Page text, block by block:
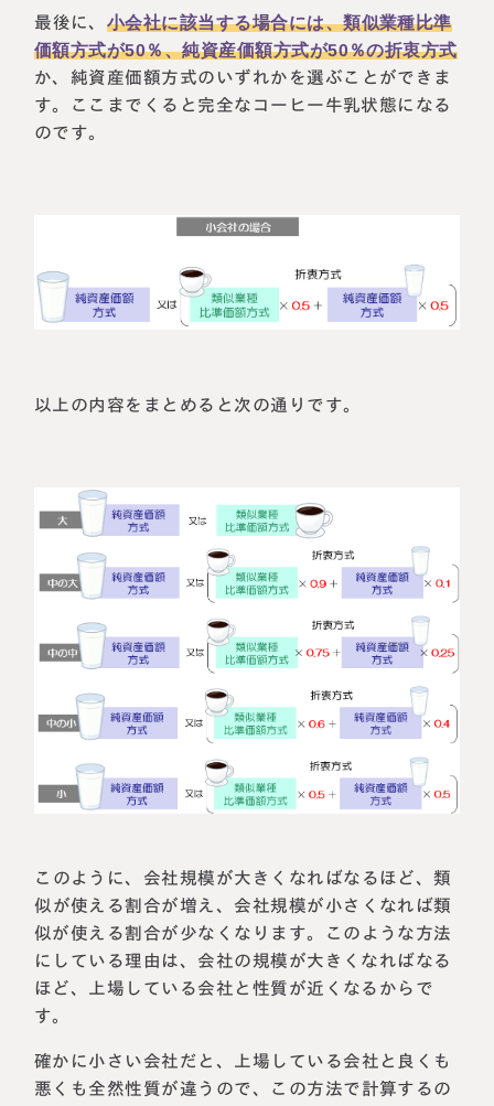
最後に、小会社に該当する場合には、類似業種比準
価額方式が50％、純資産価額方式が50％の折衷方式
か、純資産価額方式のいずれかを選ぶことができま
す。ここまでくると完全なコーヒー牛乳状態になる
のです。
以上の内容をまとめると次の通りです。
このように、会社規模が大きくなればなるほど、類
似が使える割合が増え、会社規模が小さくなれば類
似が使える割合が少なくなります。このような方法
にしている理由は、会社の規模が大きくなればなる
ほど、上場している会社と性質が近くなるからで
す。
確かに小さい会社だと、上場している会社と良くも
悪くも全然性質が違うので、この方法で計算するの